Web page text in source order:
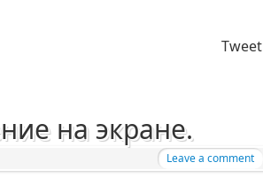
Tweet
на экране.
Leave a comment